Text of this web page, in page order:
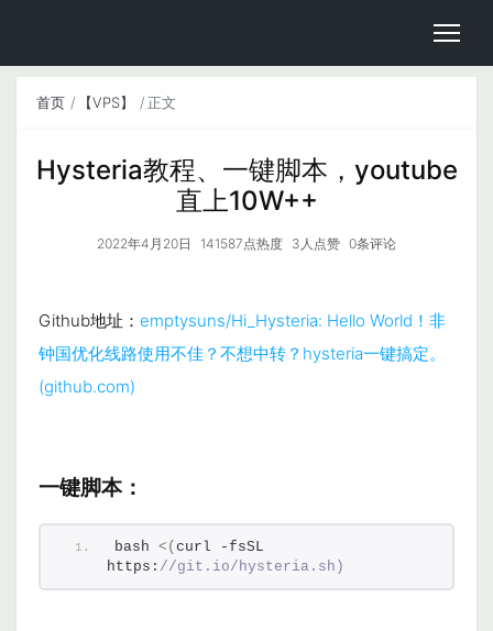
首页 【VPS】 正文
Hysteria教程、一键脚本，youtube
直上10W++
2022年4月20日 141587点热度 3人点赞 0条评论
Github地址： emptysuns/Hi_Hysteria: Hello World！非
钟国优化线路使用不佳？不想中转？hysteria一键搞定。
(github.com)
一键脚本：
bash <( curl -fsSL
https: //git.io/hysteria.sh)